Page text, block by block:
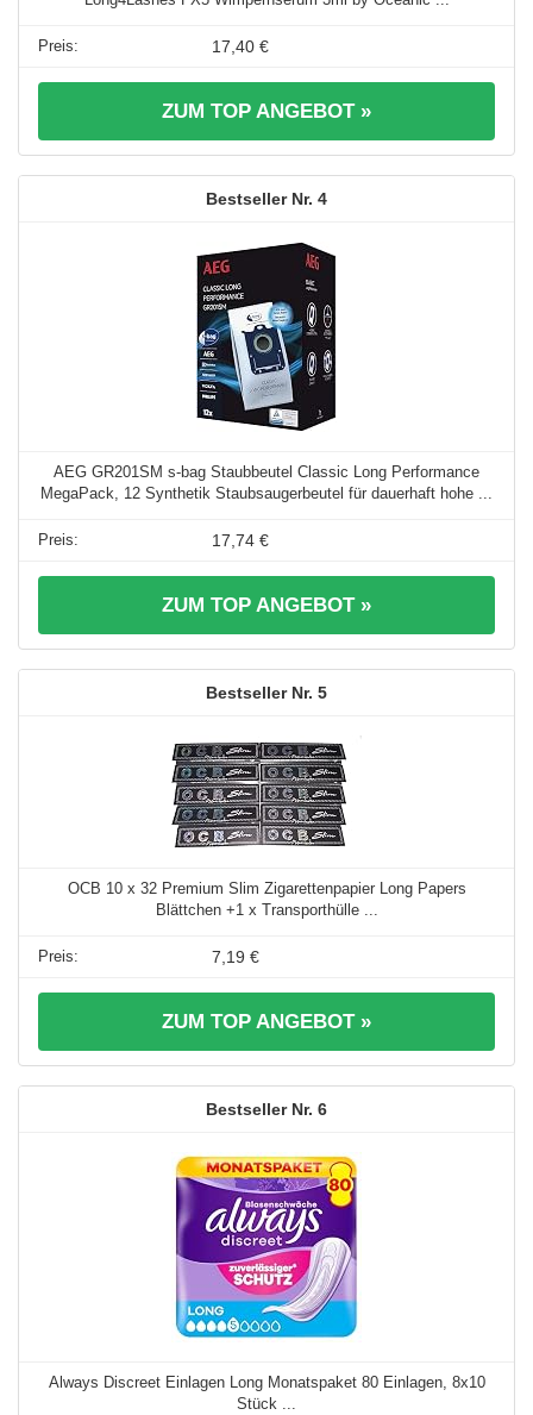
17,40 €
ZUM TOP ANGEBOT »
4
AEG GR201SM s-bag Staubbeutel Classic Long Performance
MegaPack, 12 Synthetik Staubsaugerbeutel für dauerhaft hohe ...
17,74 €
ZUM TOP ANGEBOT »
5
OCB 10 x 32 Premium Slim Zigarettenpapier Long Papers
Blättchen +1 x Transporthülle ...
7,19 €
ZUM TOP ANGEBOT »
6
Always Discreet Einlagen Long Monatspaket 80 Einlagen, 8x10
Stück ...